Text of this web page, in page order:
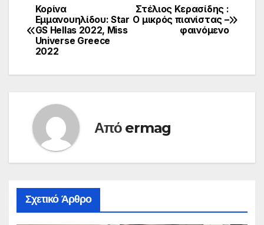
Πλοήγηση
άρθρων
Στέλιος Κερασίδης :
Ο μικρός πιανίστας –
φαινόμενο
Κορίνα
Εμμανουηλίδου: Star
GS Hellas 2022, Miss
Universe Greece
2022
Από ermag
Σχετικό Άρθρο